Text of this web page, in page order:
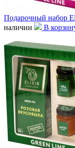
Подарочный набор
наличии
В